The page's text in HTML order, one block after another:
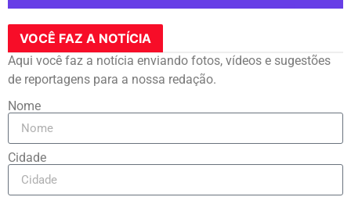
VOCÊ FAZ A NOTÍCIA
Aqui você faz a notícia enviando fotos, vídeos e sugestões
de reportagens para a nossa redação.
Nome
Cidade